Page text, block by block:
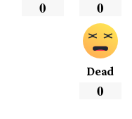
0 0
Dead
0